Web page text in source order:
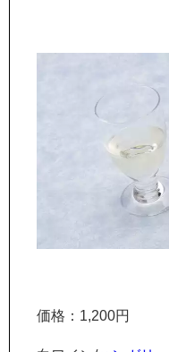
価格：1,200円